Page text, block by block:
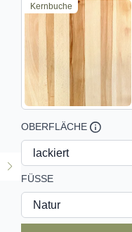
Kernbuche
OBERFLÄCHE
FÜSSE